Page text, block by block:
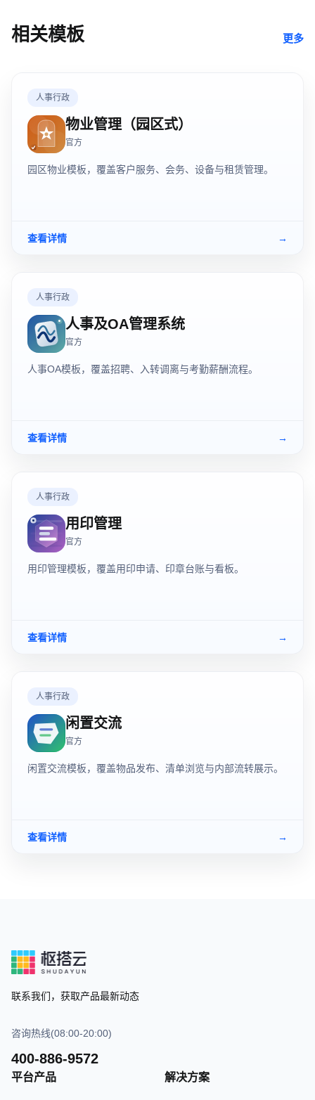
相关模板 更多
人事行政
物业管理（园区式）
官方
园区物业模板，覆盖客户服务、会务、设备与租赁管理。
查看详情 →
人事行政
人事及OA管理系统
官方
人事OA模板，覆盖招聘、入转调离与考勤薪酬流程。
查看详情 →
人事行政
用印管理
官方
用印管理模板，覆盖用印申请、印章台账与看板。
查看详情 →
人事行政
闲置交流
官方
闲置交流模板，覆盖物品发布、清单浏览与内部流转展示。
查看详情 →
联系我们，获取产品最新动态
咨询热线(08:00-20:00)
400-886-9572
平台产品 解决方案